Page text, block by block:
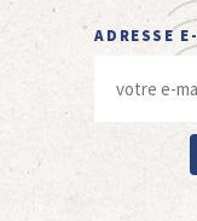
ADRESSE